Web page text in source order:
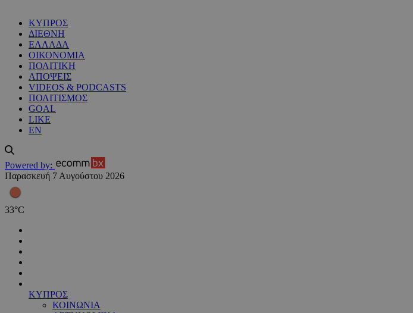
ΚΥΠΡΟΣ
ΔΙΕΘΝΗ
ΕΛΛΑΔΑ
ΟΙΚΟΝΟΜΙΑ
ΠΟΛΙΤΙΚΗ
ΑΠΟΨΕΙΣ
VIDEOS & PODCASTS
ΠΟΛΙΤΙΣΜΟΣ
GOAL
LIKE
EN
Powered by:
Παρασκευή 7 Αυγούστου 2026
33°C
ΚΥΠΡΟΣ
ΚΟΙΝΩΝΙΑ